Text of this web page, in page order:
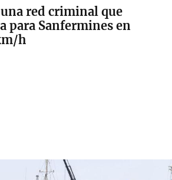
red criminal que
para Sanfermines en
h